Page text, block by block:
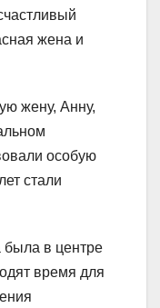
жена и
жену, Анну,
особую
стали
в центре
время для